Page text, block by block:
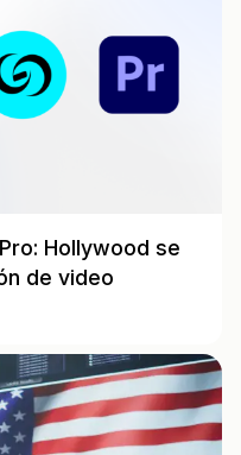
Hollywood se
de video